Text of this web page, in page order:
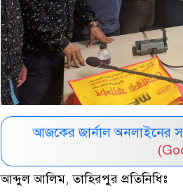
আজকের জার্নাল অনলাইনের
আব্দুল আলিম, তাহিরপুর প্রতিনিধিঃ